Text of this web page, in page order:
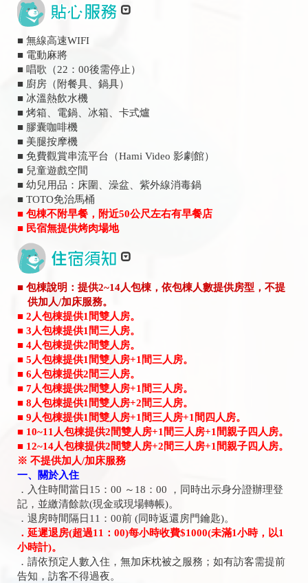
■ 無線高速WIFI
■ 電動麻將
■ 唱歌（22：00後需停止）
■ 廚房（附餐具、鍋具）
■ 冰溫熱飲水機
■ 烤箱、電鍋、冰箱、卡式爐
■ 膠囊咖啡機
■ 美腿按摩機
■ 免費觀賞串流平台（Hami Video 影劇館）
■ 兒童遊戲空間
■ 幼兒用品：床圍、澡盆、紫外線消毒鍋
■ TOTO免治馬桶
■ 包棟不附早餐，附近50公尺左右有早餐店
■ 民宿無提供烤肉場地
■ 包棟說明：提供2~14人包棟，依包棟人數提供房型，不提
供加人/加床服務。
■ 2人包棟提供1間雙人房。
■ 3人包棟提供1間三人房。
■ 4人包棟提供2間雙人房。
■ 5人包棟提供1間雙人房+1間三人房。
■ 6人包棟提供2間三人房。
■ 7人包棟提供2間雙人房+1間三人房。
■ 8人包棟提供1間雙人房+2間三人房。
■ 9人包棟提供1間雙人房+1間三人房+1間四人房。
■ 10~11人包棟提供2間雙人房+1間三人房+1間親子四人房。
■ 12~14人包棟提供2間雙人房+2間三人房+1間親子四人房。
※ 不提供加人/加床服務
一、關於入住
．入住時間當日15：00 ～18：00 ，同時出示身分證辦理登
記，並繳清餘款(現金或現場轉帳)。
．退房時間隔日11：00前 (同時返還房門鑰匙)。
．延遲退房(超過11：00)每小時收費$1000(未滿1小時，以1
小時計)。
．請依預定人數入住，無加床枕被之服務；如有訪客需提前
告知，訪客不得過夜。